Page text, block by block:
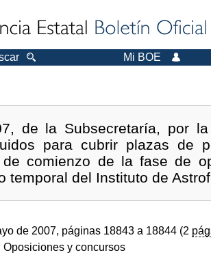
Mi BOE
de la Subsecretaría, por
para cubrir plazas de
comienzo de la fase de
temporal del Instituto de
de 2007, páginas 18843 a 18844 (2
Oposiciones y concursos